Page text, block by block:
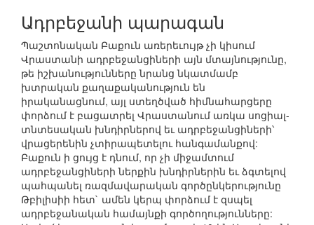
Ադրբեջանի պարագան
Պաշտոնական Բաքուն առերեւույթ չի կիսում
Վրաստանի ադրբեջանցիների այն մտայնությունը,
թե իշխանությունները նրանց նկատմամբ
խտրական քաղաքականություն են
իրականացնում, այլ ստեղծված հիմնահարցերը
փորձում է բացատրել Վրաստանում առկա սոցիալ-
տնտեսական խնդիրներով եւ ադրբեջանցիների՝
վրացերենին չտիրապետելու հանգամանքով:
Բաքուն ի ցույց է դնում, որ չի միջամտում
ադրբեջանցիների ներքին խնդիրներին եւ ձգտելով
պահպանել ռազմավարական գործընկերությունը
Թբիլիսիի հետ` ամեն կերպ փորձում է զսպել
ադրբեջանական համայնքի գործողությունները: